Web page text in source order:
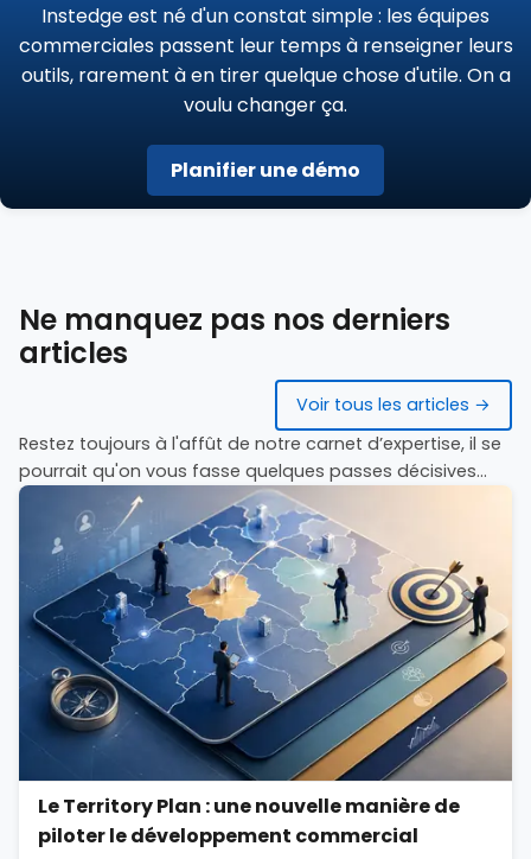
Instedge est né d'un constat simple : les équipes
commerciales passent leur temps à renseigner leurs
outils, rarement à en tirer quelque chose d'utile. On a
voulu changer ça.
Planifier une démo
Ne manquez pas nos derniers
articles
Voir tous les articles →
Restez toujours à l'affût de notre carnet d’expertise, il se
pourrait qu'on vous fasse quelques passes décisives...
Le Territory Plan : une nouvelle manière de
piloter le développement commercial